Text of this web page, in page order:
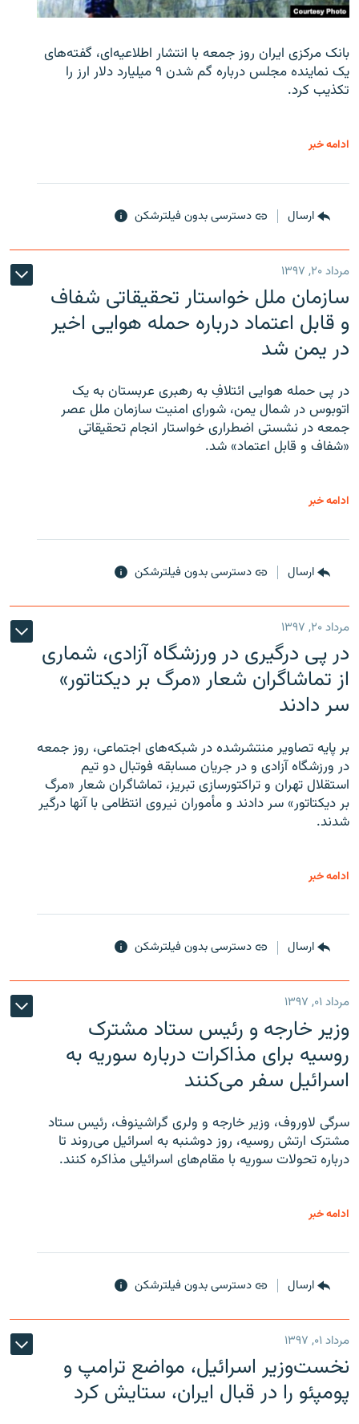
بانک مرکزی ایران روز جمعه با انتشار اطلاعیه‌ای، گفته‌های
یک نماینده مجلس درباره گم شدن ۹ میلیارد دلار ارز را
تکذیب کرد.
ادامه خبر
ارسال دسترسی بدون فیلترشکن
مرداد ۲۰, ۱۳۹۷
سازمان ملل خواستار تحقیقاتی شفاف
و قابل اعتماد درباره حمله هوایی اخیر
در یمن شد
در پی حمله هوایی ائتلافِ به رهبری عربستان به یک
اتوبوس در شمال یمن، شورای امنیت سازمان ملل عصر
جمعه در نشستی اضطراری خواستار انجام تحقیقاتی
«شفاف و قابل اعتماد» شد.
ادامه خبر
ارسال دسترسی بدون فیلترشکن
مرداد ۲۰, ۱۳۹۷
در پی درگیری در ورزشگاه آزادی، شماری
از تماشاگران شعار «مرگ بر دیکتاتور»
سر دادند
بر پایه تصاویر منتشرشده در شبکه‌های اجتماعی، روز جمعه
در ورزشگاه آزادی و در جریان مسابقه فوتبال دو تیم
استقلال تهران و تراکتورسازی تبریز، تماشاگران شعار «مرگ
بر دیکتاتور» سر دادند و مأموران نیروی انتظامی با آنها درگیر
شدند.
ادامه خبر
ارسال دسترسی بدون فیلترشکن
مرداد ۰۱, ۱۳۹۷
وزیر خارجه و رئیس‌ ستاد مشترک
روسیه برای مذاکرات درباره سوریه به
اسرائیل سفر می‌کنند
سرگی لاوروف، وزیر خارجه و ولری گراشینوف، رئیس ستاد
مشترک ارتش روسیه، روز دوشنبه به اسرائیل می‌روند تا
درباره تحولات سوریه با مقام‌های اسرائیلی مذاکره کنند.
ادامه خبر
ارسال دسترسی بدون فیلترشکن
مرداد ۰۱, ۱۳۹۷
نخست‌وزیر اسرائیل، مواضع ترامپ و
پومپئو را در قبال ایران، ستایش کرد